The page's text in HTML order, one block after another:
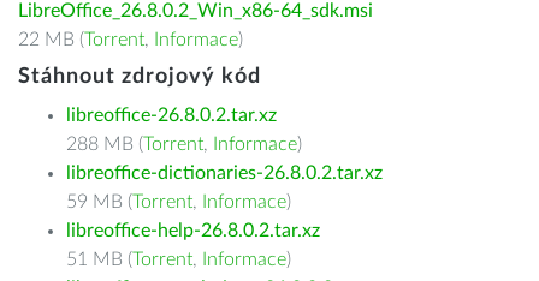
LibreOffice_26.8.0.2_Win_x86-64_sdk.msi
22 MB (Torrent, Informace)
Stáhnout zdrojový kód
libreoffice-26.8.0.2.tar.xz
288 MB (Torrent, Informace)
libreoffice-dictionaries-26.8.0.2.tar.xz
59 MB (Torrent, Informace)
libreoffice-help-26.8.0.2.tar.xz
51 MB (Torrent, Informace)